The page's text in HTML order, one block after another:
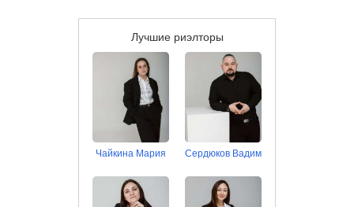
Лучшие риэлторы
Чайкина Мария Сердюков Вадим